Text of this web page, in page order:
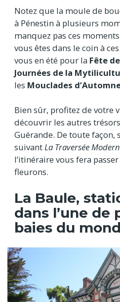
Notez que la moule de
à Pénestin à plusieurs
manquez pas ces
vous êtes dans le coin à
vous en été pour la Fête
Journées de la
les Mouclades
Bien sûr, profitez de votre
découvrir les autres
Guérande. De toute façon,
suivantLa Traversée
l’itinéraire vous fera
fleurons.
La Baule,
dans l’une de
baies du